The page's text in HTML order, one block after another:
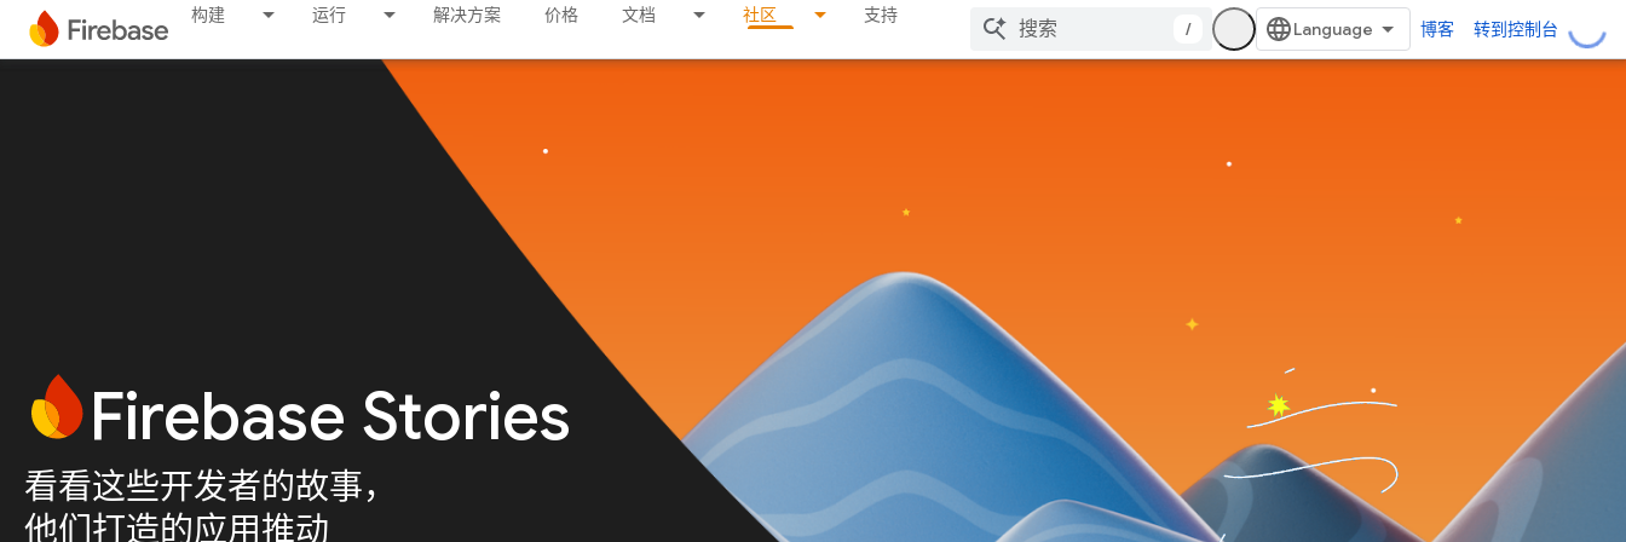
构建 运行 解决方案 价格 文档 社区 支持
/ 博客 转到控制台
Firebase Stories
看看这些开发者的故事，
他们打造的应用推动